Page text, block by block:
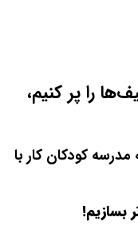
را پر کنیم،
کودکان کار با
بسازیم!